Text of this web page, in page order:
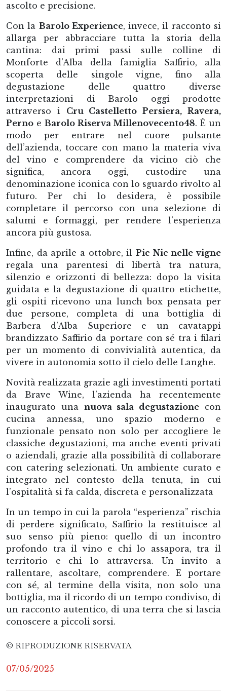
ascolto e precisione.
Con la Barolo Experience, invece, il racconto si
allarga per abbracciare tutta la storia della
cantina: dai primi passi sulle colline di
Monforte d’Alba della famiglia Saffirio, alla
scoperta delle singole vigne, fino alla
degustazione delle quattro diverse
interpretazioni di Barolo oggi prodotte
attraverso i Cru Castelletto Persiera, Ravera,
Perno e Barolo Riserva Millenovecento48. È un
modo per entrare nel cuore pulsante
dell’azienda, toccare con mano la materia viva
del vino e comprendere da vicino ciò che
significa, ancora oggi, custodire una
denominazione iconica con lo sguardo rivolto al
futuro. Per chi lo desidera, è possibile
completare il percorso con una selezione di
salumi e formaggi, per rendere l’esperienza
ancora più gustosa.
Infine, da aprile a ottobre, il Pic Nic nelle vigne
regala una parentesi di libertà tra natura,
silenzio e orizzonti di bellezza: dopo la visita
guidata e la degustazione di quattro etichette,
gli ospiti ricevono una lunch box pensata per
due persone, completa di una bottiglia di
Barbera d’Alba Superiore e un cavatappi
brandizzato Saffirio da portare con sé tra i filari
per un momento di convivialità autentica, da
vivere in autonomia sotto il cielo delle Langhe.
Novità realizzata grazie agli investimenti portati
da Brave Wine, l’azienda ha recentemente
inaugurato una nuova sala degustazione con
cucina annessa, uno spazio moderno e
funzionale pensato non solo per accogliere le
classiche degustazioni, ma anche eventi privati
o aziendali, grazie alla possibilità di collaborare
con catering selezionati. Un ambiente curato e
integrato nel contesto della tenuta, in cui
l’ospitalità si fa calda, discreta e personalizzata
In un tempo in cui la parola “esperienza” rischia
di perdere significato, Saffirio la restituisce al
suo senso più pieno: quello di un incontro
profondo tra il vino e chi lo assapora, tra il
territorio e chi lo attraversa. Un invito a
rallentare, ascoltare, comprendere. E portare
con sé, al termine della visita, non solo una
bottiglia, ma il ricordo di un tempo condiviso, di
un racconto autentico, di una terra che si lascia
conoscere a piccoli sorsi.
© RIPRODUZIONE RISERVATA
07/05/2025